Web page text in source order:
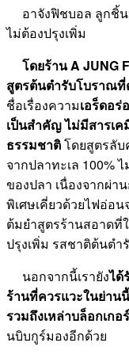
อาจังฟิชบอล ลูกชิ้น
ไม่ต้องปรุงเพิ่ม
โดยร้าน A JUNG
สูตรต้นตำรับโบราณ
ชื่อเรื่องความเอร็ดอ
เป็นสำคัญ ไม่มีสารเ
ธรรมชาติโดยสูตรลั
จากปลาทะเล 100%
ของปลา เนื่องจากผ่
พิเศษเคี่ยวด้วยไฟอ่อ
ต้มยำสูตรร้านสอาดที่
ปรุงเพิ่ม รสชาติต้นตำ
นอกจากนี้เรายังได้
ร้านที่ควรแวะในย่าน
รวมถึงเหล่าบล็อกเกอร
นบิบกูร์มองอีกด้วย